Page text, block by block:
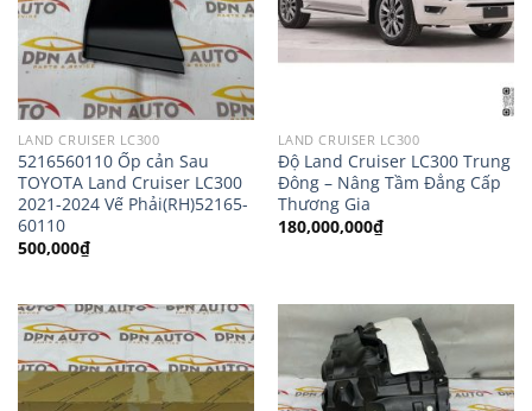
LAND CRUISER LC300
5216560110 Ốp cản Sau
TOYOTA Land Cruiser LC300
2021-2024 Vế Phải(RH)52165-
60110
500,000₫
LAND CRUISER LC300
Độ Land Cruiser LC300 Trung
Đông – Nâng Tầm Đẳng Cấp
Thương Gia
180,000,000₫